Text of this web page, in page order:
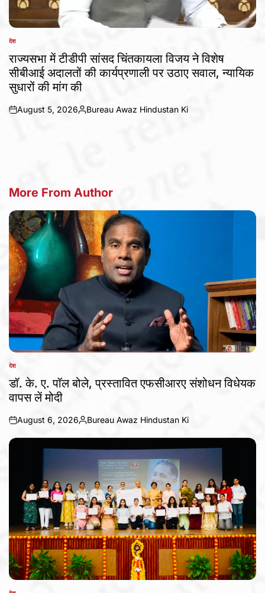
POSTED
IN
देश
राज्यसभा में टीडीपी सांसद चिंतकायला विजय ने विशेष
सीबीआई अदालतों की कार्यप्रणाली पर उठाए सवाल, न्यायिक
सुधारों की मांग की
on
August 5, 2026
Posted
Bureau Awaz Hindustan Ki
More From Author
POSTED
IN
देश
डॉ. के. ए. पॉल बोले, प्रस्तावित एफसीआरए संशोधन विधेयक
वापस लें मोदी
on
August 6, 2026
Posted
by
Bureau Awaz Hindustan Ki